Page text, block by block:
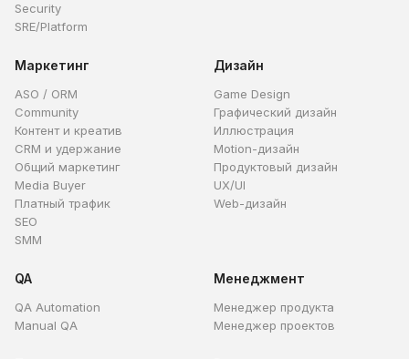
Security
SRE/Platform
Маркетинг
ASO / ORM
Community
Контент и креатив
CRM и удержание
Общий маркетинг
Media Buyer
Платный трафик
SEO
SMM
Дизайн
Game Design
Графический дизайн
Иллюстрация
Motion-дизайн
Продуктовый дизайн
UX/UI
Web-дизайн
QA
QA Automation
Manual QA
Менеджмент
Менеджер продукта
Менеджер проектов